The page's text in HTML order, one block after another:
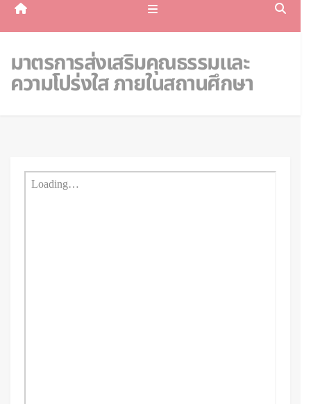
มาตรการส่งเสริมคุณธรรมและ
ความโปร่งใส ภายในสถานศึกษา